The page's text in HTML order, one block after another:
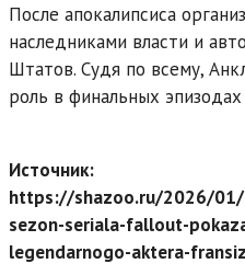
После апокалипсиса
наследниками власти и
Штатов. Судя по всему,
роль в финальных эпизодах
Источник:
https://shazoo.ru/2026/
sezon-seriala-fallout-
legendarnogo-aktera-